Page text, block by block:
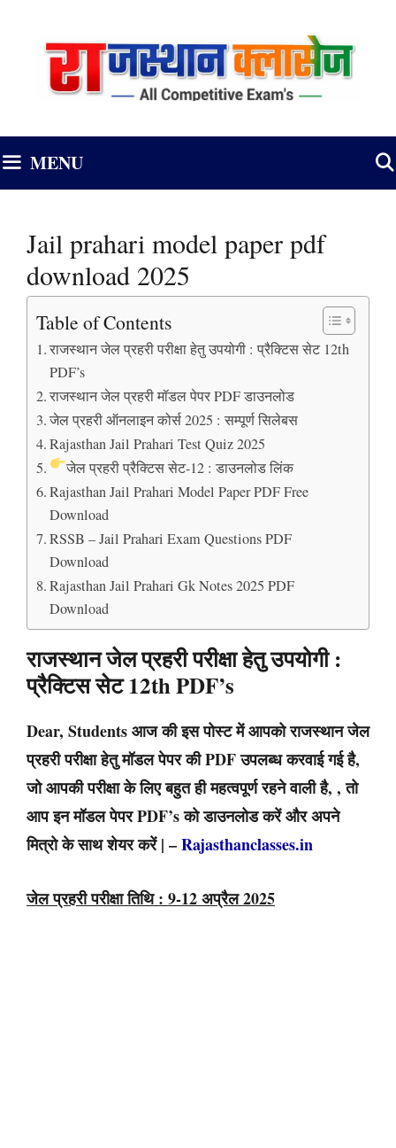
MENU
Jail prahari model paper pdf
download 2025
Table of Contents
राजस्थान जेल प्रहरी परीक्षा हेतु उपयोगी : प्रैक्टिस सेट 12th
PDF’s
राजस्थान जेल प्रहरी मॉडल पेपर PDF डाउनलोड
जेल प्रहरी ऑनलाइन कोर्स 2025 : सम्पूर्ण सिलेबस
Rajasthan Jail Prahari Test Quiz 2025
जेल प्रहरी प्रैक्टिस सेट-12 : डाउनलोड लिंक
Rajasthan Jail Prahari Model Paper PDF Free
Download
RSSB – Jail Prahari Exam Questions PDF
Download
Rajasthan Jail Prahari Gk Notes 2025 PDF
Download
राजस्थान जेल प्रहरी परीक्षा हेतु उपयोगी :
प्रैक्टिस सेट 12th PDF’s
Dear, Students आज की इस पोस्ट में आपको राजस्थान जेल
प्रहरी परीक्षा हेतु मॉडल पेपर की PDF उपलब्ध करवाई गई है,
जो आपकी परीक्षा के लिए बहुत ही महत्वपूर्ण रहने वाली है, , तो
आप इन मॉडल पेपर PDF’s को डाउनलोड करें और अपने
मित्रो के साथ शेयर करें | –Rajasthanclasses.in
जेल प्रहरी परीक्षा तिथि : 9-12 अप्रैल 2025